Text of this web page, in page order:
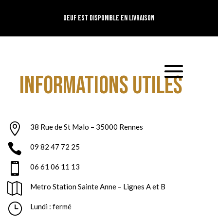
OEUF est disponible en livraison
INFORMATIONS UTILES
 38 Rue de St Malo – 35000 Rennes
 09 82 47 72 25
 06 61 06 11 13
 Metro Station Sainte Anne – Lignes A et B
} Lundi : fermé